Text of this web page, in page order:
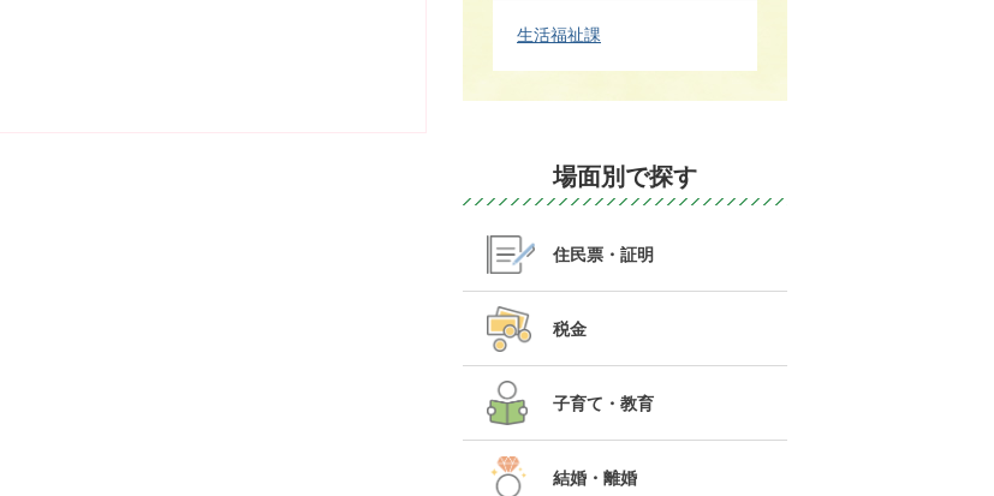
生活福祉課
場面別で探す
住民票・証明
税金
子育て・教育
結婚・離婚